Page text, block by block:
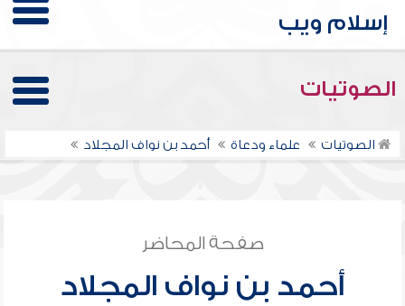
الصوتيات
الصوتيات علماء ودعاة أحمد بن نواف المجلاد
صفحة المحاضر
أحمد بن نواف المجلاد